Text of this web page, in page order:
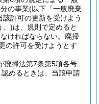
の事業(以下「一般廃棄
該許可の更新を受けよう
。)は、規則で定めると
ければならない。 廃掃
の許可を受けようとす
廃掃法第7条第5項各号
めるときは、当該申請